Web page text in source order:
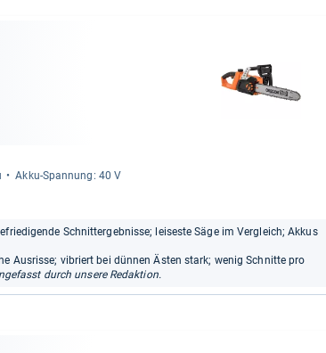
Akku-​Span­nung: 40 V
Schnittergebnisse; leiseste Säge im Vergleich; Akkus
Ausrisse; vibriert bei dünnen Ästen stark; wenig Schnitte pro
durch unsere Redaktion.